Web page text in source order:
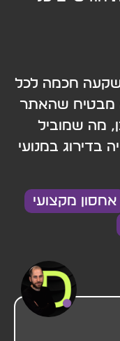
חכמה לכל
מבטיח שהאתר
מה שמוביל
בדירוג במנועי
אחסון מקצועי